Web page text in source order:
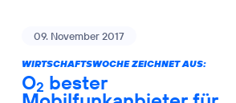
09. November 2017
WIRTSCHAFTSWOCHE ZEICHNET AUS:
O2 bester